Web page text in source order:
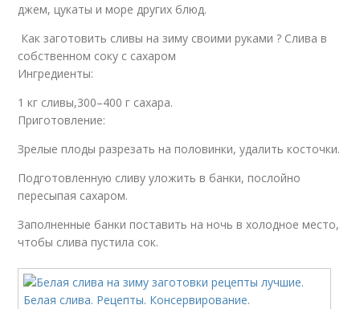
джем, цукаты и море других блюд.
Как заготовить сливы на зиму своими руками ? Слива в
собственном соку с сахаром
Ингредиенты:
1 кг сливы,300–400 г сахара.
Приготовление:
Зрелые плоды разрезать на половинки, удалить косточки.
Подготовленную сливу уложить в банки, послойно
пересыпая сахаром.
Заполненные банки поставить на ночь в холодное место,
чтобы слива пустила сок.